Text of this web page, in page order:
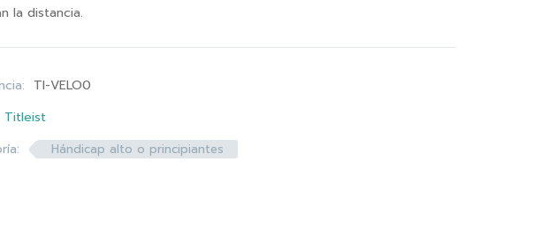
la distancia.
TI-VELO0
Titleist
Hándicap alto o principiantes